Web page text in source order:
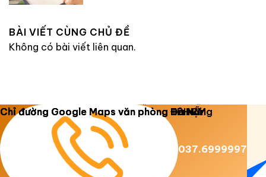
BÀI VIẾT CÙNG CHỦ ĐỀ
Không có bài viết liên quan.
Copyright 2026 © Luật Dương Gia